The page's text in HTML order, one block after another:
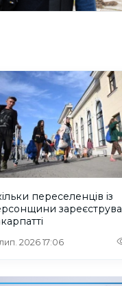
переселенців із
2026 17:06